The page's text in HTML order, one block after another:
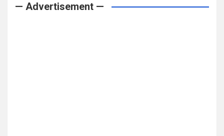
— Advertisement —